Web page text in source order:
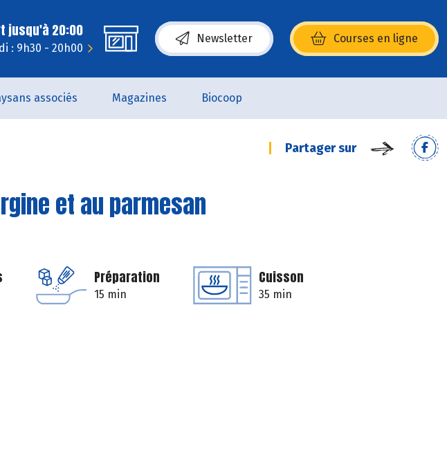
jusqu'à 20:00
: 9h30 - 20h00
Newsletter Courses en ligne
(s’ouvre dans une nouvelle fenêtre)
associés Magazines Biocoop
Partager sur
et au parmesan
Préparation
15 min
Cuisson
35 min